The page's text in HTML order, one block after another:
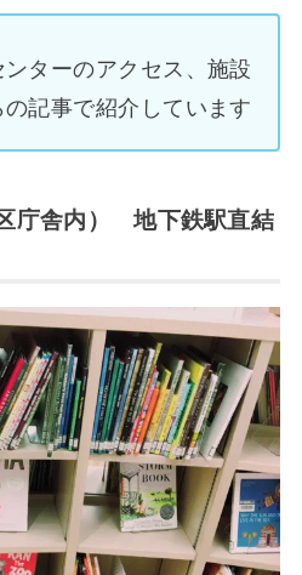
ターのアクセス、施設
記事で紹介しています
庁舎内） 地下鉄駅直結